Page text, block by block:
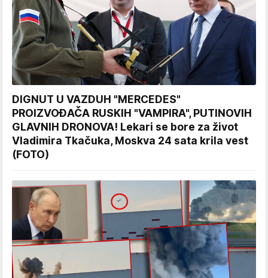
DIGNUT U VAZDUH "MERCEDES"
PROIZVOĐAČA RUSKIH "VAMPIRA", PUTINOVIH
GLAVNIH DRONOVA! Lekari se bore za život
Vladimira Tkačuka, Moskva 24 sata krila vest
(FOTO)